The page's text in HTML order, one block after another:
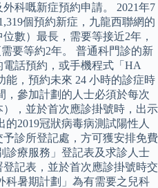
科嘅新症預約申請。 2021年7
個預約新症，九龍西聯網的
數）最長，需要等接近2年，
要等約2年。 普通科門診的新
話預約，或手機程式「HA
能，預約未來 24 小時的診症時
，參加計劃的人士必須於每次
，並於首次應診掛號時，出示
2019冠狀病毒病測試陽性人
診所登記處，方可獲安排免費
診療服務」登記表及求診人士
記表，並於首次應診掛號時交
科暑期計劃」為有需要之兒科